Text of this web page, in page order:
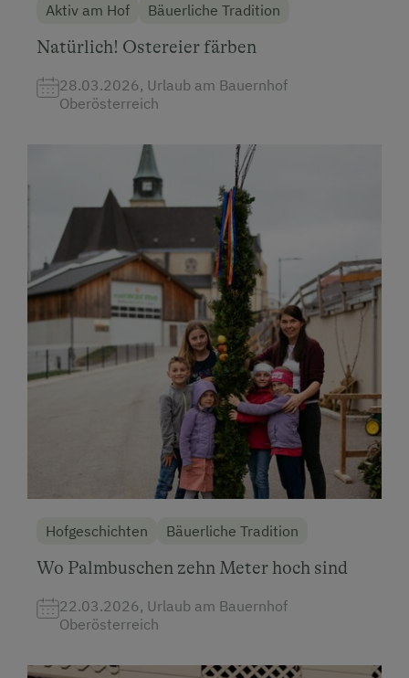
Aktiv am Hof Bäuerliche Tradition
Natürlich! Ostereier färben
28.03.2026, Urlaub am Bauernhof
Oberösterreich
Hofgeschichten Bäuerliche Tradition
Wo Palmbuschen zehn Meter hoch sind
22.03.2026, Urlaub am Bauernhof
Oberösterreich